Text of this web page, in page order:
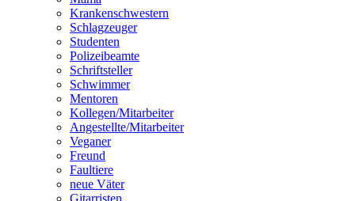
Krankenschwestern
Schlagzeuger
Studenten
Polizeibeamte
Schriftsteller
Schwimmer
Mentoren
Kollegen/Mitarbeiter
Angestellte/Mitarbeiter
Veganer
Freund
Faultiere
neue Väter
Gitarristen